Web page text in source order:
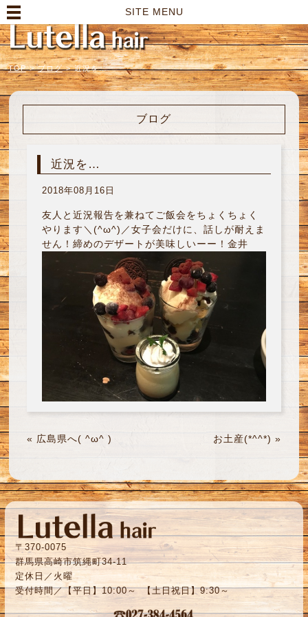
SITE MENU
TOP > ブログ > 近況を…
ブログ
近況を…
2018年08月16日
友人と近況報告を兼ねてご飯会をちょくちょく
やります＼(^ω^)／女子会だけに、話しが耐えま
せん！締めのデザートが美味しいーー！金井
« 広島県へ( ^ω^ ) お土産(*^^*) »
〒370-0075
群馬県高崎市筑縄町34-11
定休日／火曜
受付時間／【平日】10:00～ 【土日祝日】9:30～